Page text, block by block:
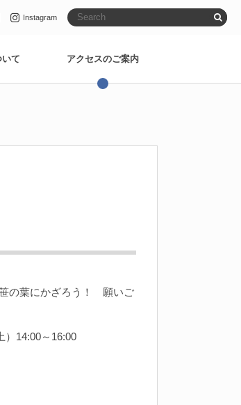
Instagram
て アクセスのご案内
の葉にかざろう！ 願いご
）14:00～16:00